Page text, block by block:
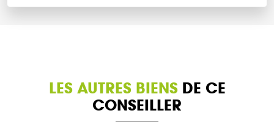
LES AUTRES BIENSDE CE
CONSEILLER